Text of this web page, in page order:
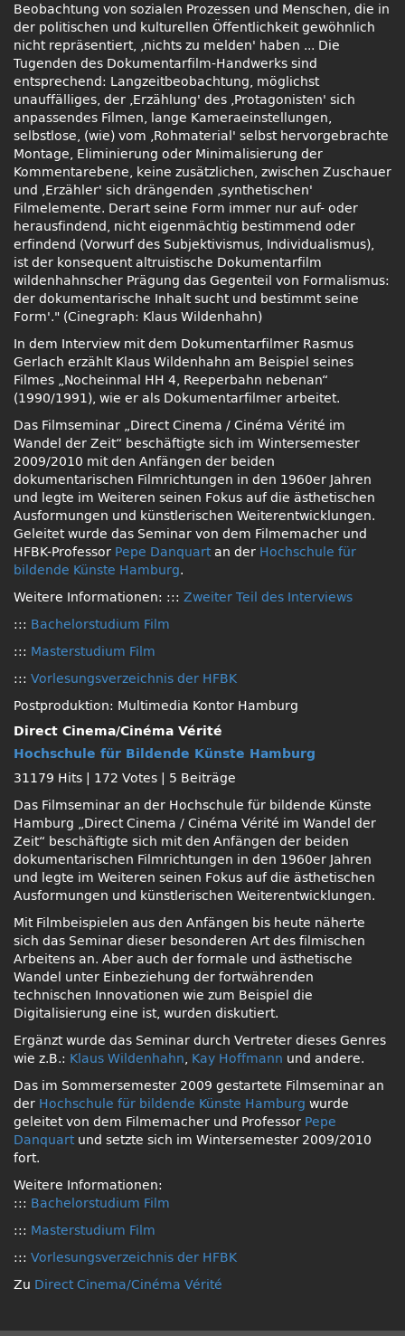
Beobachtung von sozialen Prozessen und Menschen, die in
der politischen und kulturellen Öffentlichkeit gewöhnlich
nicht repräsentiert, ‚nichts zu melden' haben ... Die
Tugenden des Dokumentarfilm-Handwerks sind
entsprechend: Langzeitbeobachtung, möglichst
unauffälliges, der ‚Erzählung' des ‚Protagonisten' sich
anpassendes Filmen, lange Kameraeinstellungen,
selbstlose, (wie) vom ‚Rohmaterial' selbst hervorgebrachte
Montage, Eliminierung oder Minimalisierung der
Kommentarebene, keine zusätzlichen, zwischen Zuschauer
und ‚Erzähler' sich drängenden ‚synthetischen'
Filmelemente. Derart seine Form immer nur auf- oder
herausfindend, nicht eigenmächtig bestimmend oder
erfindend (Vorwurf des Subjektivismus, Individualismus),
ist der konsequent altruistische Dokumentarfilm
wildenhahnscher Prägung das Gegenteil von Formalismus:
der dokumentarische Inhalt sucht und bestimmt seine
Form'.
(Cinegraph: Klaus Wildenhahn)
In dem Interview mit dem Dokumentarfilmer Rasmus
Gerlach erzählt Klaus Wildenhahn am Beispiel seines
Filmes „Nocheinmal HH 4, Reeperbahn nebenan“
(1990/1991), wie er als Dokumentarfilmer arbeitet.
Das Filmseminar „Direct Cinema / Cinéma Vérité im
Wandel der Zeit“ beschäftigte sich im Wintersemester
2009/2010 mit den Anfängen der beiden
dokumentarischen Filmrichtungen in den 1960er Jahren
und legte im Weiteren seinen Fokus auf die ästhetischen
Ausformungen und künstlerischen Weiterentwicklungen.
Geleitet wurde das Seminar von dem Filmemacher und
HFBK-Professor Pepe Danquartan der Hochschule für
bildende Künste Hamburg.
Weitere Informationen: ::: Zweiter Teil des Interviews
::: Bachelorstudium Film
::: Masterstudium Film
::: Vorlesungsverzeichnis der HFBK
Postproduktion: Multimedia Kontor Hamburg
Direct Cinema/Cinéma Vérité
Hochschule für Bildende Künste Hamburg
31179 Hits
172 Votes
5 Beiträge
Das Filmseminar an der Hochschule für bildende Künste
Hamburg „Direct Cinema / Cinéma Vérité im Wandel der
Zeit“ beschäftigte sich mit den Anfängen der beiden
dokumentarischen Filmrichtungen in den 1960er Jahren
und legte im Weiteren seinen Fokus auf die ästhetischen
Ausformungen und künstlerischen Weiterentwicklungen.
Mit Filmbeispielen aus den Anfängen bis heute näherte
sich das Seminar dieser besonderen Art des filmischen
Arbeitens an. Aber auch der formale und ästhetische
Wandel unter Einbeziehung der fortwährenden
technischen Innovationen wie zum Beispiel die
Digitalisierung eine ist, wurden diskutiert.
Ergänzt wurde das Seminar durch Vertreter dieses Genres
wie z.B.: Klaus Wildenhahn, Kay Hoffmann und andere.
Das im Sommersemester 2009 gestartete Filmseminar an
der Hochschule für bildende Künste Hamburg wurde
geleitet von dem Filmemacher und Professor Pepe
Danquartund setzte sich im Wintersemester 2009/2010
fort.
Weitere Informationen:
::: Bachelorstudium Film
::: Masterstudium Film
::: Vorlesungsverzeichnis der HFBK
Zu Direct Cinema/Cinéma Vérité